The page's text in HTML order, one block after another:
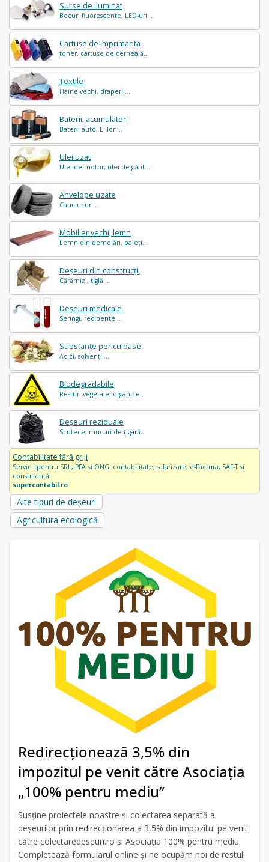
Surse de iluminat
Becuri fluorescente, LED-uri...
Cartușe de imprimantă
toner, cartușe de cerneală...
Textile
Haine vechi, draperii...
Baterii, acumulatori
Baterii auto, Li-Ion...
Ulei uzat
Ulei de motor, ulei de gătit...
Anvelope uzate
Cauciucuri...
Mobilier vechi, lemn
Lemn din demolări, paleți...
Deșeuri din construcții
Cărămizi, tiglă...
Deșeuri medicale
Seringi, recipente ...
Substanțe periculoase
Acizi, solvenți ...
Biodegradabile
Resturi vegetale, organice..
Deșeuri reziduale
Scutece, mucuri de țigară..
Contabilitate fără griji
Servicii pentru SRL, PFA și ONG: contabilitate, salarizare, e-Factura, SAF-T și
consultanță.
supercontabil.ro
Alte tipuri de deșeuri
Agricultura ecologică
Redirecționează 3,5% din
impozitul pe venit către Asociația
„100% pentru mediu”
Susține proiectele noastre și colectarea separată a
deșeurilor prin redirecționarea a 3,5% din impozitul pe venit
către colectaredeseuri.ro și Asociația 100% pentru mediu.
Completează formularul online și ne ocupăm noi de restul!